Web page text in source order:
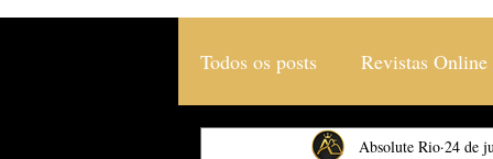
Todos os posts Revistas Online
Gastronomia & Turismo
Absolute Rio 24 de